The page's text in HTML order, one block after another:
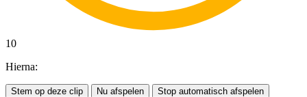
10
Hierna:
Stem op deze clip Nu afspelen Stop automatisch afspelen